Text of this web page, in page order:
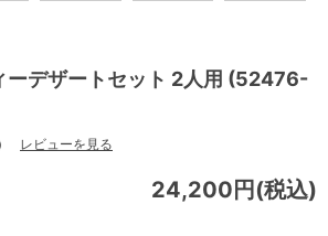
ーデザートセット 2人用 (52476-
レビューを見る
24,200円(税込)